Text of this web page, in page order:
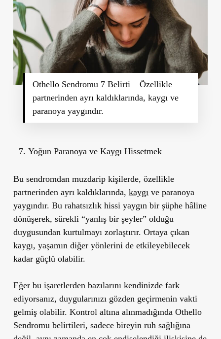
Othello Sendromu 7 Belirti – Özellikle
partnerinden ayrı kaldıklarında, kaygı ve
paranoya yaygındır.
Yoğun Paranoya ve Kaygı Hissetmek
Bu sendromdan muzdarip kişilerde, özellikle
partnerinden ayrı kaldıklarında, kaygı ve paranoya
yaygındır. Bu rahatsızlık hissi yaygın bir şüphe hâline
dönüşerek, sürekli “yanlış bir şeyler” olduğu
duygusundan kurtulmayı zorlaştırır. Ortaya çıkan
kaygı, yaşamın diğer yönlerini de etkileyebilecek
kadar güçlü olabilir.
Eğer bu işaretlerden bazılarını kendinizde fark
ediyorsanız, duygularınızı gözden geçirmenin vakti
gelmiş olabilir. Kontrol altına alınmadığında Othello
Sendromu belirtileri, sadece bireyin ruh sağlığına